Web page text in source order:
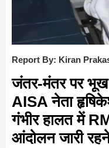
Report By: Kiran
जंतर-मंतर पर
AISA नेता
गंभीर हालत में
आंदोलन जारी